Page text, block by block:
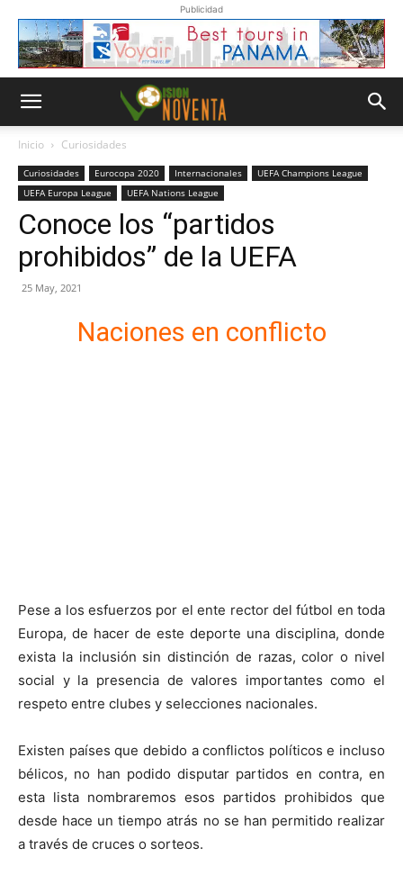
Publicidad
Inicio Curiosidades
Curiosidades Eurocopa 2020 Internacionales
UEFA Champions League
UEFA Europa League
UEFA Nations League
Conoce los “partidos
prohibidos” de la UEFA
25 May, 2021
Naciones en conflicto
Pese a los esfuerzos por el ente rector del fútbol en toda
Europa, de hacer de este deporte una disciplina, donde
exista la inclusión sin distinción de razas, color o nivel
social y la presencia de valores importantes como el
respeto entre clubes y selecciones nacionales.
Existen países que debido a conflictos políticos e incluso
bélicos, no han podido disputar partidos en contra, en
esta lista nombraremos esos partidos prohibidos que
desde hace un tiempo atrás no se han permitido realizar
a través de cruces o sorteos.